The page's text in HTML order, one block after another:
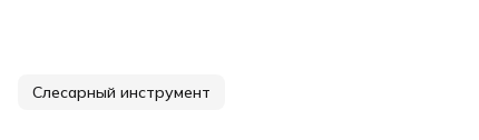
Слесарный инструмент